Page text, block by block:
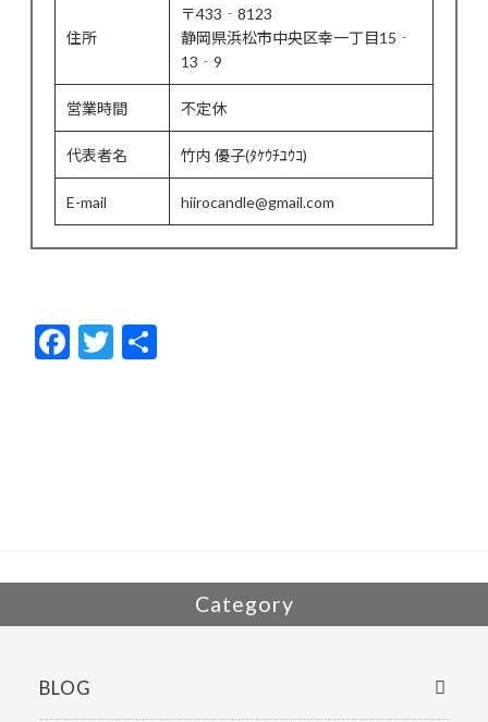
住所
〒433‐8123
静岡県浜松市中央区幸一丁目15‐
13‐9
営業時間 不定休
代表者名 竹内 優子(ﾀｹｳﾁﾕｳｺ)
E-mail hiirocandle@gmail.com
F
ac
T
w
Category
BLOG